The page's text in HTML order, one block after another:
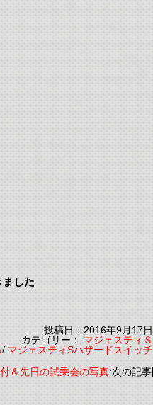
した
投稿日：2016年9月17日
カテゴリー：マジェスティＳ
/マジェスティSハザードスイッチ
＆先日の試乗会の写真:次の記事